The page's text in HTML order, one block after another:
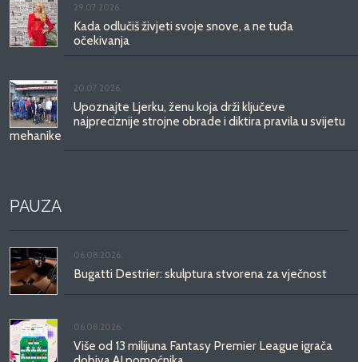
29.07.2026.
Kada odlučiš živjeti svoje snove, a ne tuđa
očekivanja
20.07.2026.
Upoznajte Ljerku, ženu koja drži ključeve
najpreciznije strojne obrade i diktira pravila u svijetu
mehanike
PAUZA
06.08.2026.
Bugatti Destrier: skulptura stvorena za vječnost
06.08.2026.
Više od 13 milijuna Fantasy Premier League igrača